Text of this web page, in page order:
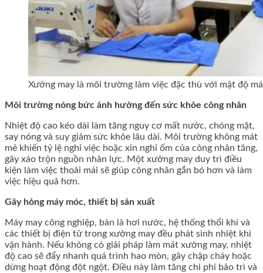
Xưởng may là môi trường làm việc đặc thù với mật độ
Môi trường nóng bức ảnh hưởng đến sức khỏe công nhân
Nhiệt độ cao kéo dài làm tăng nguy cơ mất nước, chóng mặt,
say nóng và suy giảm sức khỏe lâu dài. Môi trường không mát
mẻ khiến tỷ lệ nghỉ việc hoặc xin nghỉ ốm của công nhân tăng,
gây xáo trộn nguồn nhân lực. Một xưởng may duy trì điều
kiện làm việc thoải mái sẽ giúp công nhân gắn bó hơn và làm
việc hiệu quả hơn.
Gây hỏng máy móc, thiết bị sản xuất
Máy may công nghiệp, bàn là hơi nước, hệ thống thổi khí và
các thiết bị điện tử trong xưởng may đều phát sinh nhiệt khi
vận hành. Nếu không có giải pháp làm mát xưởng may, nhiệt
độ cao sẽ đẩy nhanh quá trình hao mòn, gây chập cháy hoặc
dừng hoạt động đột ngột. Điều này làm tăng chi phí bảo trì và